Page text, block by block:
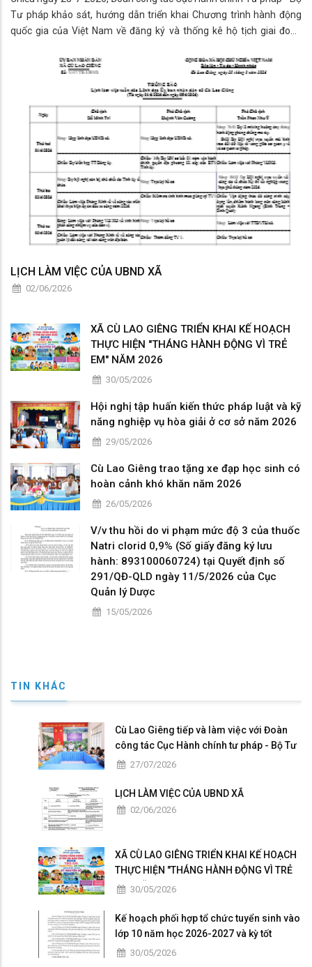
Tư pháp khảo sát, hướng dẫn triển khai Chương trình hành động
quốc gia của Việt Nam về đăng ký và thống kê hộ tịch giai đoạn
Hành chính Tư pháp, B
LỊCH LÀM VIỆC CỦA UBND XÃ
02/06/2026
XÃ CÙ LAO GIÊNG TRIỂN KHAI KẾ HOẠCH
THỰC HIỆN "THÁNG HÀNH ĐỘNG VÌ TRẺ
EM" NĂM 2026
30/05/2026
Hội nghị tập huấn kiến thức pháp luật và kỹ
năng nghiệp vụ hòa giải ở cơ sở năm 2026
29/05/2026
Cù Lao Giêng trao tặng xe đạp học sinh có
hoàn cảnh khó khăn năm 2026
26/05/2026
V/v thu hồi do vi phạm mức độ 3 của thuốc
Natri clorid 0,9% (Số giấy đăng ký lưu
hành: 893100060724) tại Quyết định số
291/QĐ-QLD ngày 11/5/2026 của Cục
Quản lý Dược
15/05/2026
TIN KHÁC
Cù Lao Giêng tiếp và làm việc với Đoàn
công tác Cục Hành chính tư pháp - Bộ Tư
pháp khảo sát, hướng dẫn triển khai
Việt Nam về đăng ký và thống kê hộ tịch
giai đoạn 2026 – 2030
27/07/2026
LỊCH LÀM VIỆC CỦA UBND XÃ
02/06/2026
XÃ CÙ LAO GIÊNG TRIỂN KHAI KẾ HOẠCH
THỰC HIỆN "THÁNG HÀNH ĐỘNG VÌ TRẺ
EM" NĂM 2026
30/05/2026
Kế hoạch phối hợp tổ chức tuyển sinh vào
lớp 10 năm học 2026-2027 và kỳ tốt
nghiệp THPT năm 2026
30/05/2026